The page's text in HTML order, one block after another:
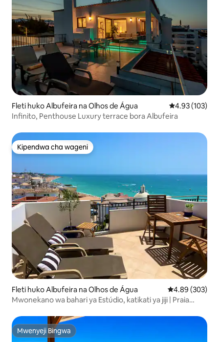
Fleti huko Albufeira na Olhos de Água Ukadiriaji wa
4.93 (103)
Infinito, Penthouse Luxury terrace bora Albufeira
Kipendwa cha wageni
Kipendwa cha wageni
Fleti huko Albufeira na Olhos de Água Ukadiriaji wa
4.89 (303)
Mwonekano wa bahari ya Estúdio, katikati ya jiji | Praia
Mwenyeji Bingwa
Mwenyeji Bingwa